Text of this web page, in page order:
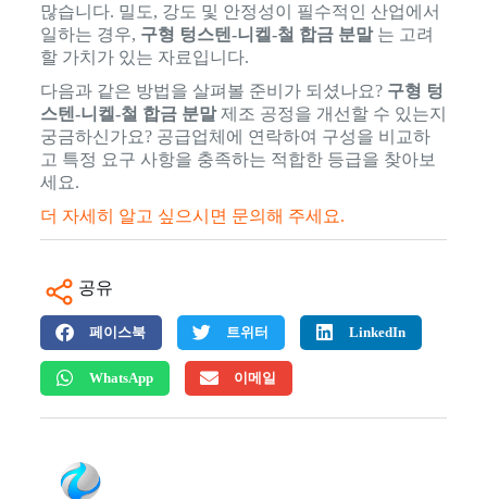
많습니다. 밀도, 강도 및 안정성이 필수적인 산업에서
일하는 경우, 구형 텅스텐-니켈-철 합금 분말는 고려
할 가치가 있는 자료입니다.
다음과 같은 방법을 살펴볼 준비가 되셨나요? 구형 텅
스텐-니켈-철 합금 분말제조 공정을 개선할 수 있는지
궁금하신가요? 공급업체에 연락하여 구성을 비교하
고 특정 요구 사항을 충족하는 적합한 등급을 찾아보
세요.
더 자세히 알고 싶으시면 문의해 주세요.
공유
페이스북 트위터 LinkedIn
WhatsApp 이메일